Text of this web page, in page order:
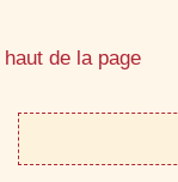
haut de la page